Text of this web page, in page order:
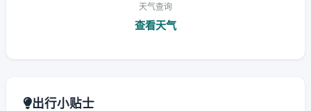
天气查询
查看天气
出行小贴士